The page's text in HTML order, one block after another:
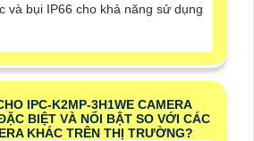
và bụi IP66 cho khả năng sử dụng
IPC-K2MP-3H1WE CAMERA
BIỆT VÀ NỔI BẬT SO VỚI CÁC
KHÁC TRÊN THỊ TRƯỜNG?